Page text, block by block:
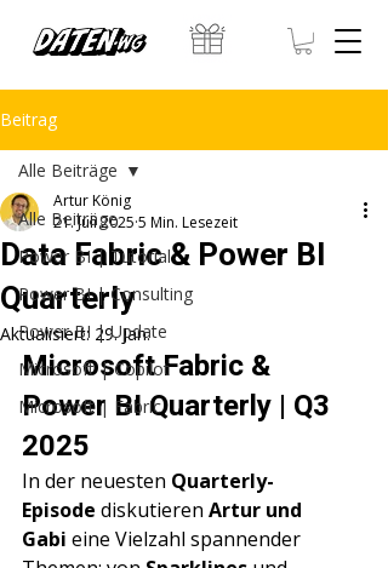
Beitrag
Alle Beiträge
Power BI | Tutorial
Power BI | Consulting
Power BI | Update
Microsoft | Copilot
Microsoft | Fabric
Alle Beiträge
Data Fabric & Power BI
Quarterly
Artur König
21. Juli 2025 5 Min. Lesezeit
Aktualisiert: 29. Jan.
Microsoft Fabric &
Power BI Quarterly | Q3
2025
In der neuesten Quarterly-
Episode diskutieren Artur und
Gabi eine Vielzahl spannender